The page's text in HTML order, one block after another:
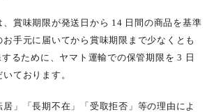
、賞味期限が発送日から 14 日間の商品を基準
お手元に届いてから賞味期限まで少なくとも
るために、ヤマト運輸での保管期限を 3 日
ております。
居」「長期不在」「受取拒否」等の理由によ